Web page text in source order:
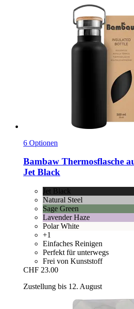
6 Optionen
Bambaw Thermosflasche
Jet Black
Jet Black
Natural Steel
Sage Green
Lavender Haze
Polar White
+1
Einfaches Reinigen
Perfekt für unterwegs
Frei von Kunststoff
CHF 23.00
Zustellung bis 12. August